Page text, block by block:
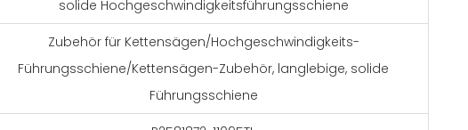
solide Hochgeschwindigkeitsführungsschiene
Zubehör für Kettensägen/Hochgeschwindigkeits-
Führungsschiene/Kettensägen-Zubehör, langlebige, solide
Führungsschiene